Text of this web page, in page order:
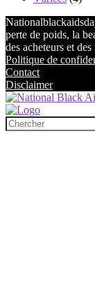
perte de poids, la
des acheteurs et des
Politique de
Contact
Disclaimer